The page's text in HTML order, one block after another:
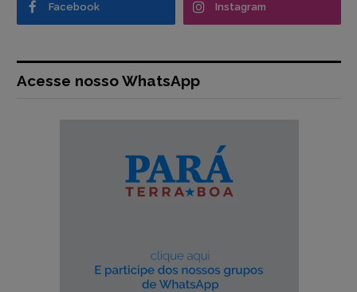
Facebook Instagram
Acesse nosso WhatsApp